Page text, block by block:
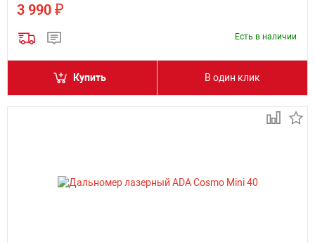
3 990 ₽
Есть в наличии
Купить В один клик